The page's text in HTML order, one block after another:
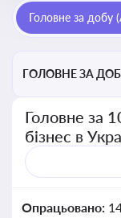
реальні кейси
Головне за добу
ГОЛОВНЕ ЗА
Головне за
бізнес в
Опрацьовано: